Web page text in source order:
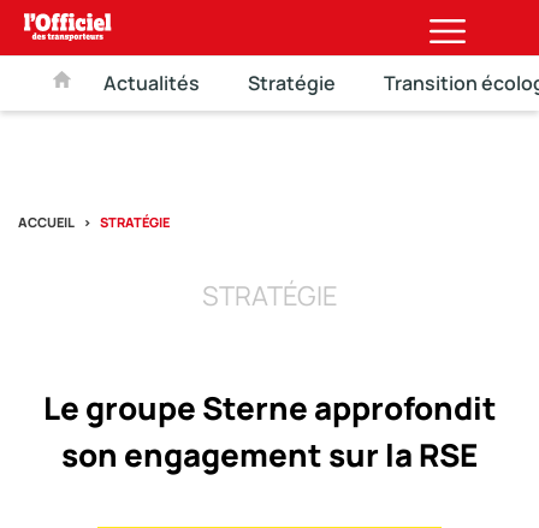
Actualités Stratégie Transition
ACCUEIL STRATÉGIE
STRATÉGIE
Le groupe Sterne approfondit
son engagement sur la RSE